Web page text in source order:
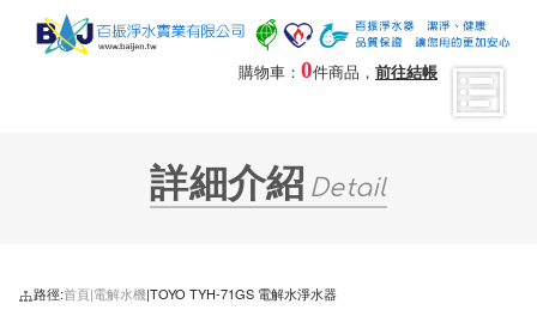
購物車： 0件商品， 前往結帳
詳細介紹 Detail
路徑:首頁|電解水機|TOYO TYH-71GS 電解水淨水器